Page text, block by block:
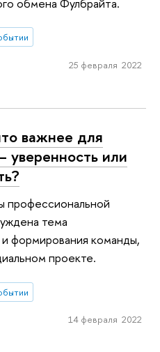
25 февраля 2022
важнее для
или
профессиональной
тема
формирования команды,
проекте.
14 февраля 2022